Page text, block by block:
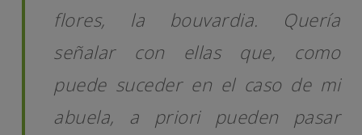
flores, la bouvardia. Quería
señalar con ellas que, como
puede suceder en el caso de mi
abuela, a priori pueden pasar